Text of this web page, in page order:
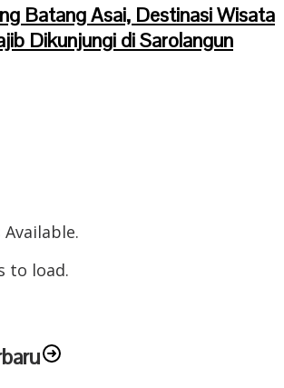
Batang Asai, Destinasi Wisata
Dikunjungi di Sarolangun
to load.